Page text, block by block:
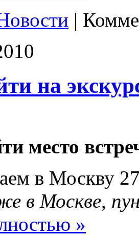
|
на
место
в Москву
в Москве,
»